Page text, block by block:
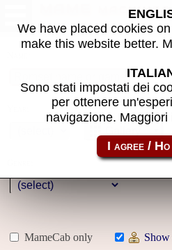
MAME machines
MameCab only
Show
We have placed cookies
make this website better.
Sono stati impostati dei
per ottenere
navigazione. Maggiori